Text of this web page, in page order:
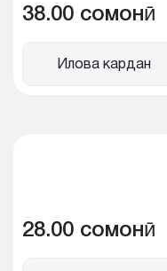
38.00 сомонӣ
Илова кардан
28.00 сомонӣ